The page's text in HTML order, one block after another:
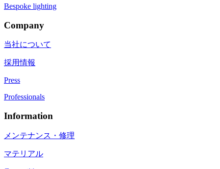
Bespoke lighting
Company
当社について
採用情報
Press
Professionals
Information
メンテナンス・修理
マテリアル